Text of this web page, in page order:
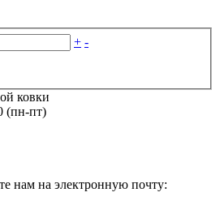
+ -
ковки
(пн-пт)
нам на электронную почту: